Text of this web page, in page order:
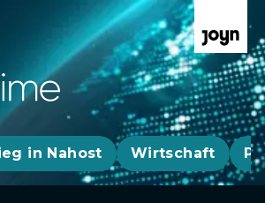
in Nahost Wirtschaft